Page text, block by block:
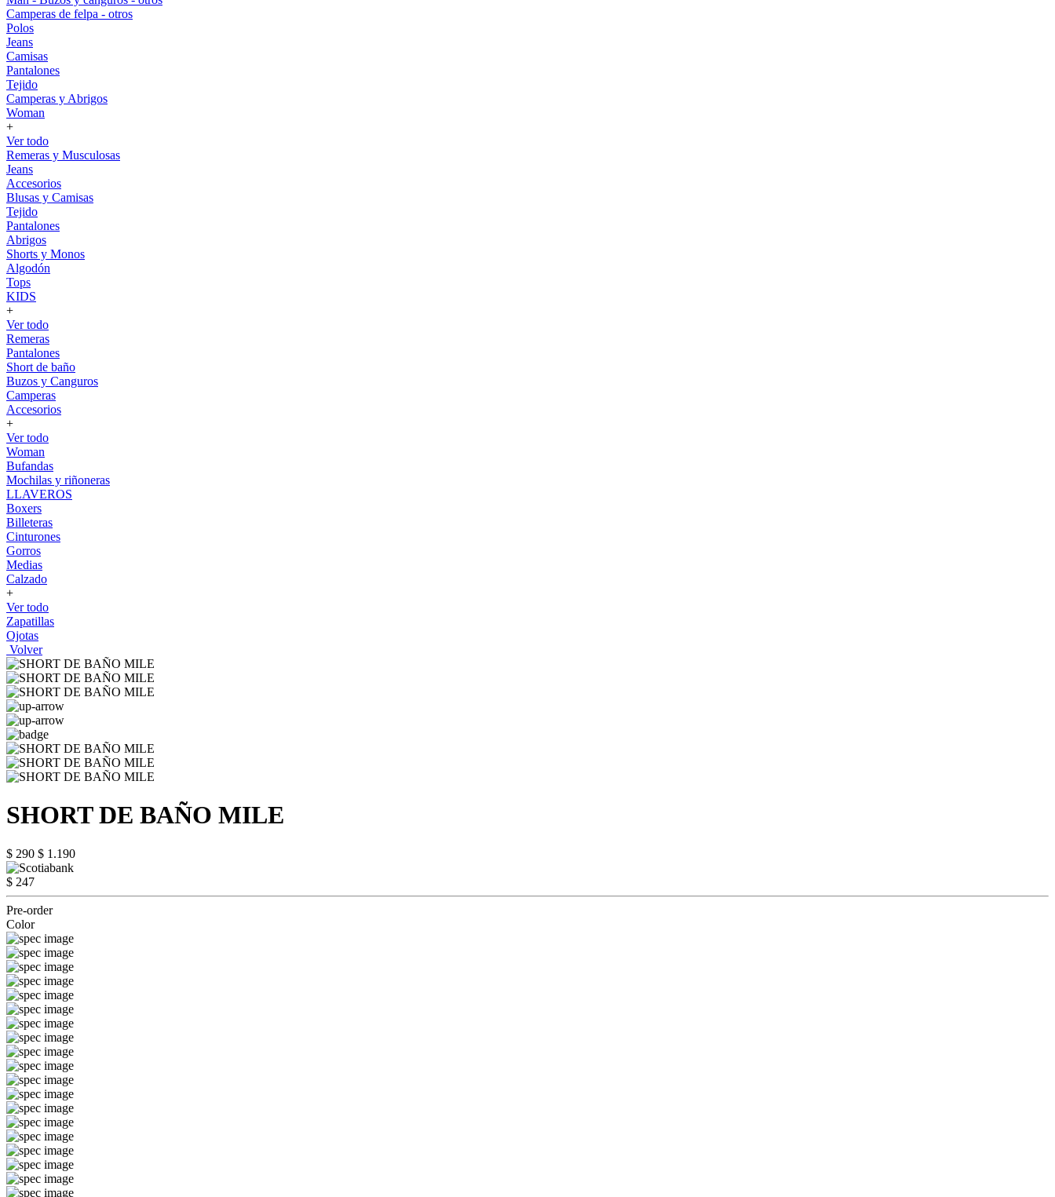
Camperas de felpa - otros
Polos
Jeans
Camisas
Pantalones
Tejido
Camperas y Abrigos
Woman
+
Ver todo
Remeras y Musculosas
Jeans
Accesorios
Blusas y Camisas
Tejido
Pantalones
Abrigos
Shorts y Monos
Algodón
Tops
KIDS
+
Ver todo
Remeras
Pantalones
Short de baño
Buzos y Canguros
Camperas
Accesorios
+
Ver todo
Woman
Bufandas
Mochilas y riñoneras
LLAVEROS
Boxers
Billeteras
Cinturones
Gorros
Medias
Calzado
+
Ver todo
Zapatillas
Ojotas
Volver
SHORT DE BAÑO MILE
$ 290 $ 1.190
$ 247
Pre-order
Color